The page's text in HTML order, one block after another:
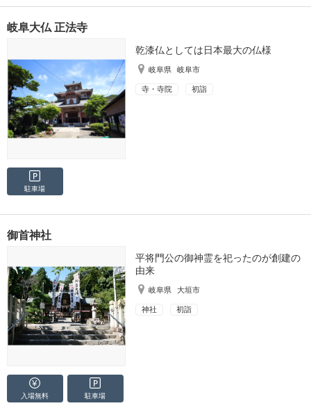
岐阜大仏 正法寺
乾漆仏としては日本最大の仏様
岐阜県 岐阜市
寺・寺院 初詣
駐車場
御首神社
平将門公の御神霊を祀ったのが創建の
由来
岐阜県 大垣市
神社 初詣
入場無料 駐車場